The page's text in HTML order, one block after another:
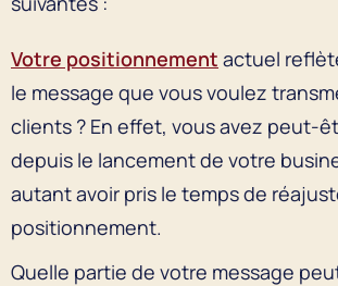
Votre positionnement actuel
le message que vous voulez
clients ? En effet, vous avez peut-
depuis le lancement de votre
autant avoir pris le temps de
positionnement.
Quelle partie de votre message